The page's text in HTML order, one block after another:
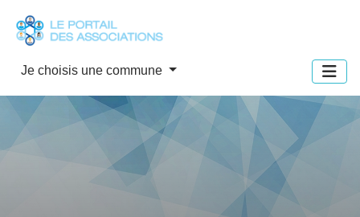
Je choisis une commune